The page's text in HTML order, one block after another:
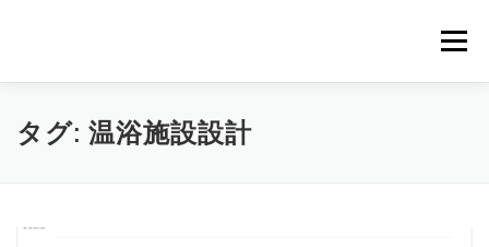
メニュー
｜HOME｜ 緊急無料公開記事
タグ: 温浴施設設計